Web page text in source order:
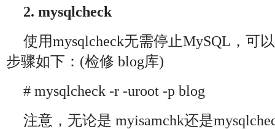
2. mysqlcheck
使用mysqlcheck无需停止MySQL，可
步骤如下：(检修 blog库)
# mysqlcheck -r -uroot -p blog
注意，无论是 myisamchk还是